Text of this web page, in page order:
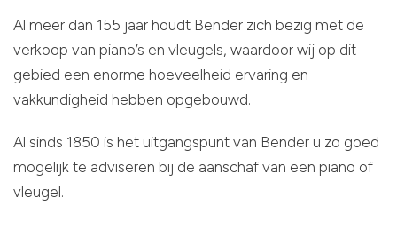
Al meer dan 155 jaar houdt Bender zich bezig met de
verkoop van piano’s en vleugels, waardoor wij op dit
gebied een enorme hoeveelheid ervaring en
vakkundigheid hebben opgebouwd.
Al sinds 1850 is het uitgangspunt van Bender u zo goed
mogelijk te adviseren bij de aanschaf van een piano of
vleugel.